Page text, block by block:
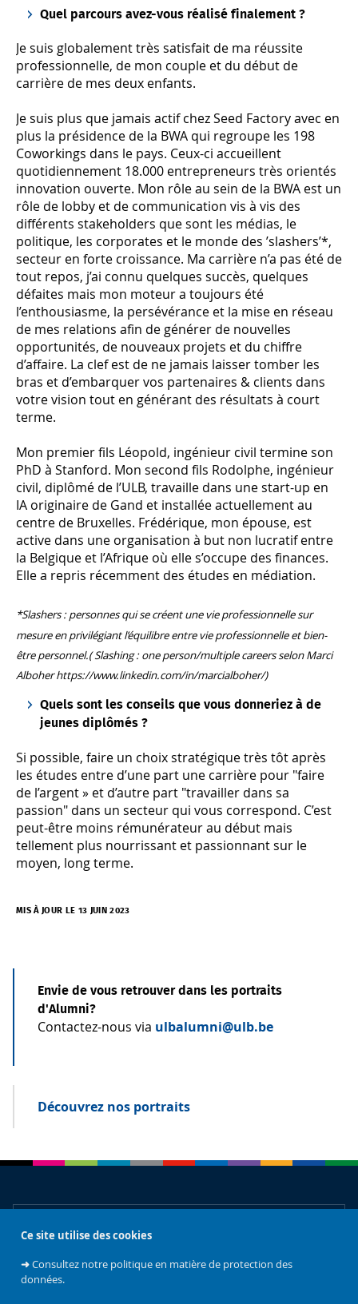
Ce site utilise des cookies
➜Consultez notre politique en matière de protection des
données.
Quel parcours avez-vous réalisé finalement ?
Je suis globalement très satisfait de ma réussite
professionnelle, de mon couple et du début de
carrière de mes deux enfants.
Je suis plus que jamais actif chez Seed Factory avec en
plus la présidence de la BWA qui regroupe les 198
Coworkings dans le pays. Ceux-ci accueillent
quotidiennement 18.000 entrepreneurs très orientés
innovation ouverte. Mon rôle au sein de la BWA est un
rôle de lobby et de communication vis à vis des
différents stakeholders que sont les médias, le
politique, les corporates et le monde des ’slashers’*,
secteur en forte croissance. Ma carrière n’a pas été de
tout repos, j’ai connu quelques succès, quelques
défaites mais mon moteur a toujours été
l’enthousiasme, la persévérance et la mise en réseau
de mes relations afin de générer de nouvelles
opportunités, de nouveaux projets et du chiffre
d’affaire. La clef est de ne jamais laisser tomber les
bras et d’embarquer vos partenaires & clients dans
votre vision tout en générant des résultats à court
terme.
Mon premier fils Léopold, ingénieur civil termine son
PhD à Stanford. Mon second fils Rodolphe, ingénieur
civil, diplômé de l’ULB, travaille dans une start-up en
IA originaire de Gand et installée actuellement au
centre de Bruxelles. Frédérique, mon épouse, est
active dans une organisation à but non lucratif entre
la Belgique et l’Afrique où elle s’occupe des finances.
Elle a repris récemment des études en médiation.
*Slashers : personnes qui se créent une vie professionnelle sur
mesure en privilégiant l’équilibre entre vie professionnelle et bien-
être personnel.( Slashing : one person/multiple careers selon Marci
Alboher https://www.linkedin.com/in/marcialboher/)
Quels sont les conseils que vous donneriez à de
jeunes diplômés ?
Si possible, faire un choix stratégique très tôt après
les études entre d’une part une carrière pour "faire
de l’argent » et d’autre part "travailler dans sa
passion" dans un secteur qui vous correspond. C’est
peut-être moins rémunérateur au début mais
tellement plus nourrissant et passionnant sur le
moyen, long terme.
MIS À JOUR LE 13 JUIN 2023
Envie de vous retrouver dans les portraits
d'Alumni?
Contactez-nous via ulbalumni@ulb.be
Découvrez nos portraits
Accès rapides